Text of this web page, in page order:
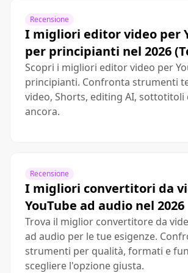
Recensione
I migliori editor video per
per principianti nel 2026
Scopri i migliori editor video per
principianti. Confronta strumenti
video, Shorts, editing AI, sottotitoli
ancora.
Recensione
I migliori convertitori da
YouTube ad audio nel 2026
Trova il miglior convertitore da
ad audio per le tue esigenze.
strumenti per qualità, formati e
scegliere l'opzione giusta.